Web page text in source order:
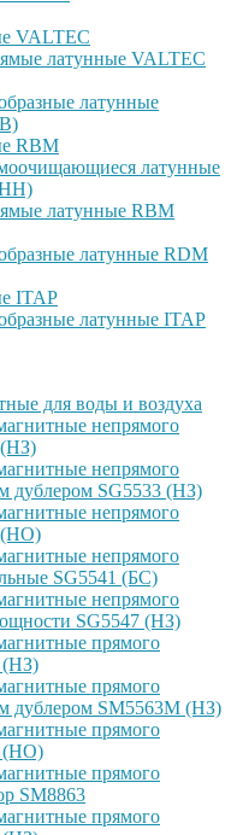
VALTEC
латунные VALTEC
латунные
RBM
латунные
латунные RBM
латунные RDM
ITAP
латунные ITAP
для воды и воздуха
непрямого
(НЗ)
непрямого
дублером SG5533 (НЗ)
непрямого
(НО)
непрямого
SG5541 (БС)
непрямого
SG5547 (НЗ)
прямого
(НЗ)
прямого
дублером SM5563M (НЗ)
прямого
(НО)
прямого
SM8863
прямого